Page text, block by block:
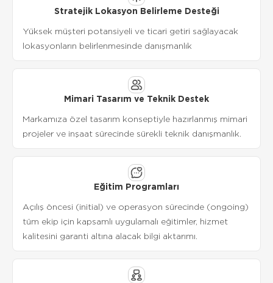
Stratejik Lokasyon Belirleme Desteği
Yüksek müşteri potansiyeli ve ticari getiri sağlayacak
lokasyonların belirlenmesinde danışmanlık
Mimari Tasarım ve Teknik Destek
Markamıza özel tasarım konseptiyle hazırlanmış mimari
projeler ve inşaat sürecinde sürekli teknik danışmanlık.
Eğitim Programları
Açılış öncesi (initial) ve operasyon sürecinde (ongoing)
tüm ekip için kapsamlı uygulamalı eğitimler, hizmet
kalitesini garanti altına alacak bilgi aktarımı.